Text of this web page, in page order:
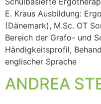
E. Kraus Ausbildung:
(Dänemark), M.Sc. OT
Bereich der Grafo- und
Händigkeitsprofil,
englischer Sprache
ANDREA